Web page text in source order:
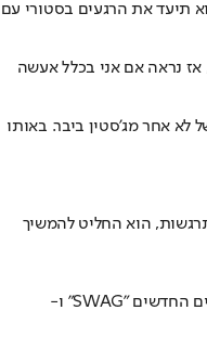
תיעד את הרגעים בסטורי עם
אז נראה אם אני בכלל אעשה
אחר מג'סטין ביבר. באותו
הוא החליט להמשיך
מאחורי הקלעים של אותו ערב מסתתרת תמונה רחבה יותר. ההופעה המדוברת הייתה אירוע סגור במועדון The Roxy, שבו ג'סטין ביבר ביצע סט של כ-25 שירים, כולל חומרים חדשים מהאלבומים החדשים "SWAG" ו-